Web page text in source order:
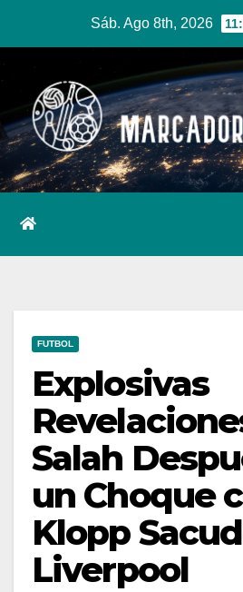
contenido
Sáb. Ago 8th, 2026
FUTBOL
Explosivas
Salah
un Choque
Klopp
Liverpool